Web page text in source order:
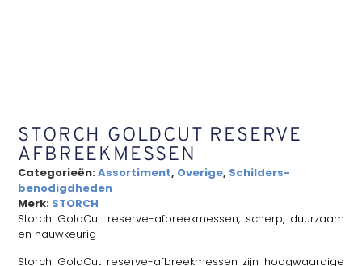
STORCH GOLDCUT RESERVE
AFBREEKMESSEN
Categorieën:Assortiment, Overige, Schilders-
benodigdheden
Merk: STORCH
Storch GoldCut reserve-afbreekmessen, scherp, duurzaam
en nauwkeurig
Storch GoldCut reserve-afbreekmessen zijn hoogwaardige